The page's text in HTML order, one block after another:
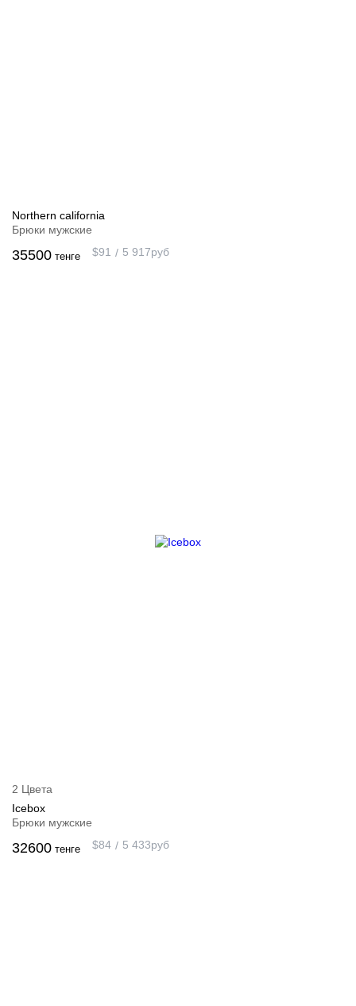
Northern california
Брюки мужские
35500 тенге $91 5 917руб
2 Цвета
Icebox
Брюки мужские
32600 тенге $84 5 433руб